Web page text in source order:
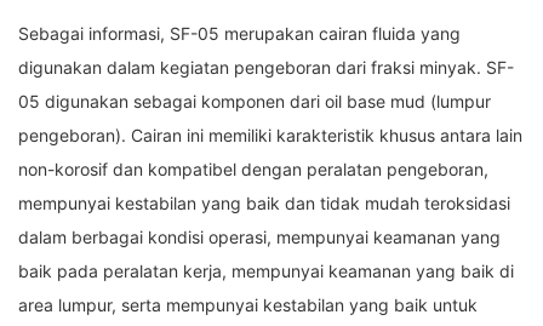
Sebagai informasi, SF-05 merupakan cairan fluida yang
digunakan dalam kegiatan pengeboran dari fraksi minyak. SF-
05 digunakan sebagai komponen dari oil base mud (lumpur
pengeboran). Cairan ini memiliki karakteristik khusus antara lain
non-korosif dan kompatibel dengan peralatan pengeboran,
mempunyai kestabilan yang baik dan tidak mudah teroksidasi
dalam berbagai kondisi operasi, mempunyai keamanan yang
baik pada peralatan kerja, mempunyai keamanan yang baik di
area lumpur, serta mempunyai kestabilan yang baik untuk